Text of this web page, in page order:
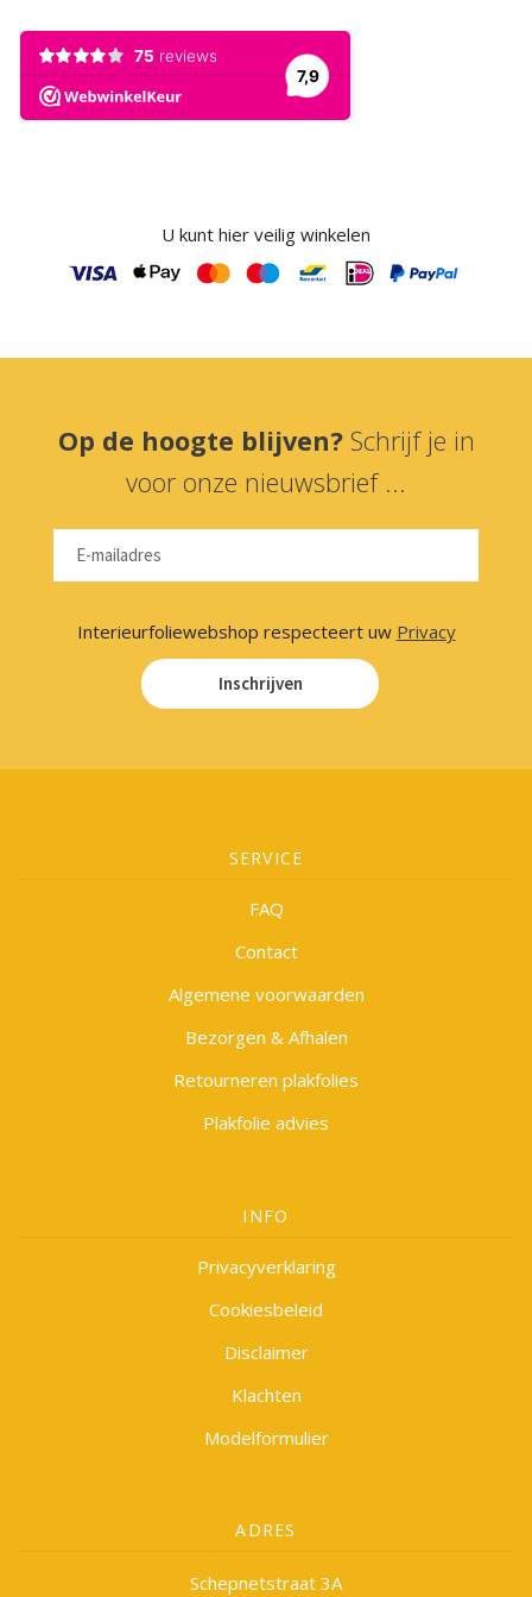
U kunt hier veilig winkelen
Op de hoogte blijven? Schrijf je in
voor onze nieuwsbrief ...
Interieurfoliewebshop respecteert uw Privacy
Inschrijven
SERVICE
FAQ
Contact
Algemene voorwaarden
Bezorgen & Afhalen
Retourneren plakfolies
Plakfolie advies
INFO
Privacyverklaring
Cookiesbeleid
Disclaimer
Klachten
Modelformulier
ADRES
Schepnetstraat 3A